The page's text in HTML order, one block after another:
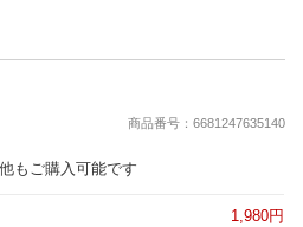
商品番号：6681247635140
もご購入可能です
1,980円